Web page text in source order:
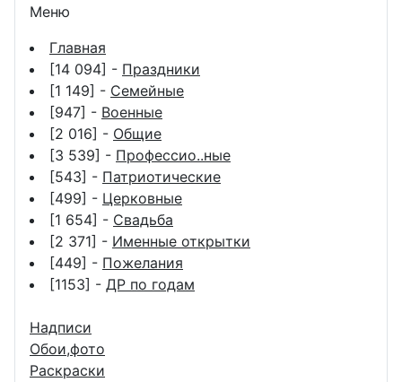
Меню
Главная
[14 094] - Праздники
[1 149] - Семейные
[947] - Военные
[2 016] - Общие
[3 539] - Профессио..ные
[543] - Патриотические
[499] - Церковные
[1 654] - Свадьба
[2 371] - Именные открытки
[449] - Пожелания
[1153] - ДР по годам
Надписи
Обои,фото
Раскраски